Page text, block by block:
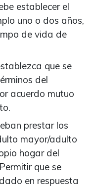
establecer el
uno o dos años,
de vida de
que se
del
acuerdo mutuo
prestar los
mayor/adulto
hogar del
que se
en respuesta